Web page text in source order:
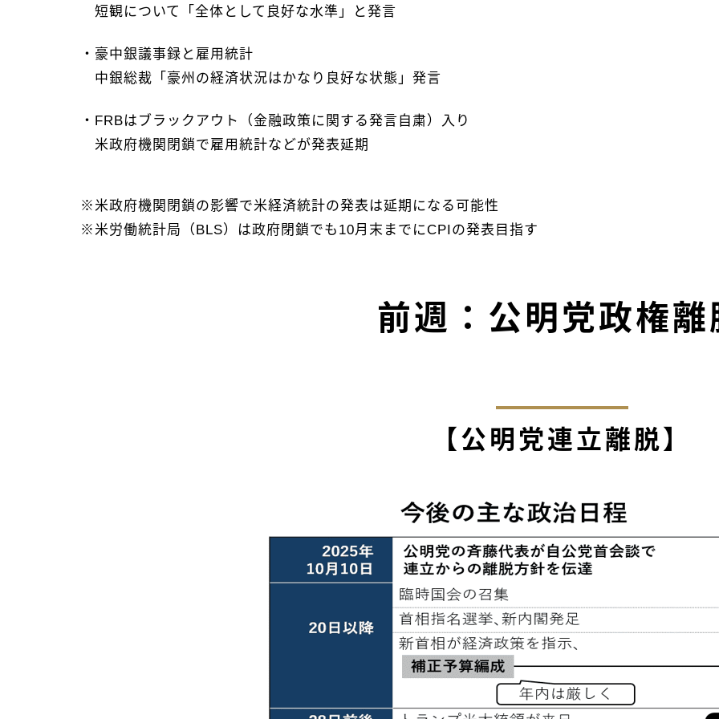
短観について「全体として良好な水準」と発言
・豪中銀議事録と雇用統計
中銀総裁「豪州の経済状況はかなり良好な状態」発言
・FRBはブラックアウト（金融政策に関する発言自粛）入り
米政府機関閉鎖で雇用統計などが発表延期
※米政府機関閉鎖の影響で米経済統計の発表は延期になる可能性
※米労働統計局（BLS）は政府閉鎖でも10月末までにCPIの発表目指す
前週：公明党政権離
【公明党連立離脱】